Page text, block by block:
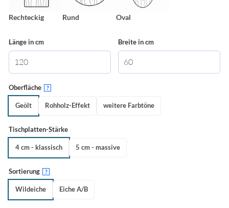
Rechteckig Rund Oval
Länge in cm Breite in cm
Oberfläche ?
Geölt Rohholz-Effekt weitere Farbtöne
Tischplatten-Stärke
4 cm - klassisch 5 cm - massive
Sortierung ?
Wildeiche Eiche A/B